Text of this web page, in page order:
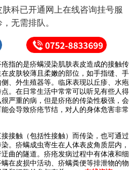
科已开通网上在线咨询挂号服
无需排队。
的是疥螨浸染肌肤表皮造成的接触传
皮肤较薄且柔嫩的部位，如手指缝、手
、外生殖器等。临床表现以丘疹、水疱
。在日常生活中常常可以听见有些人得
严重的病，但是疥疮的传染性极强，会
会导致疥疮节结，对人的身体危害非常
触（包括性接触）而传染，也可通过
。疥螨成虫寄生在人体表皮角质层内，
曲的隧道。疥疮发病过程中有体液和细
在皮损中活动、疥螨粪便等排泄物的物